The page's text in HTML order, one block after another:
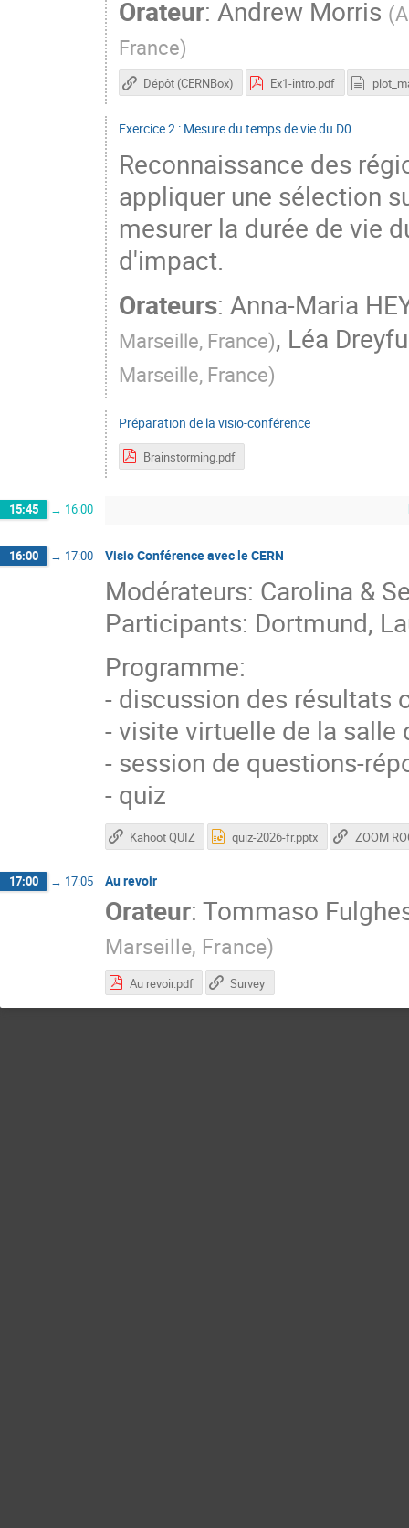
Orateur: Andrew Morris (
France)
Dépôt (CERNBox) Ex1-intro.pdf
Exercice 2 : Mesure du temps de vie du D0
Reconnaissance des
appliquer une sélection
mesurer la durée de vie
d'impact.
Orateurs: Anna-Maria
Marseille, France), Léa
Marseille, France)
Préparation de la visio-conférence
Brainstorming.pdf
15:45 → 16:00
16:00 → 17:00 Visio Conférence avec le CERN
Modérateurs: Carolina &
Participants: Dortmund,
Programme:
- discussion des résultats
- visite virtuelle de la salle
- session de questions-
- quiz
Kahoot QUIZ quiz-2026-fr.pptx ZOOM
17:00 → 17:05 Au revoir
Orateur: Tommaso
Marseille, France)
Au revoir.pdf Survey